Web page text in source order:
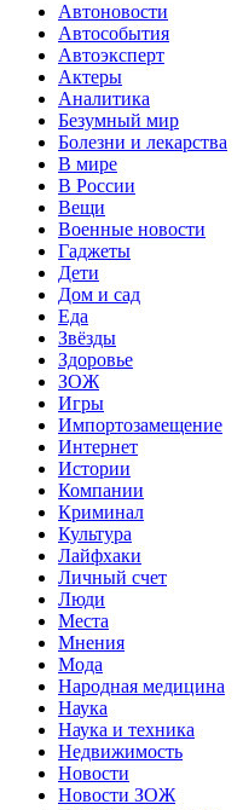
Автоновости
Автособытия
Автоэксперт
Актеры
Аналитика
Безумный мир
Болезни и лекарства
В мире
В России
Вещи
Военные новости
Гаджеты
Дети
Дом и сад
Еда
Звёзды
Здоровье
ЗОЖ
Игры
Импортозамещение
Интернет
Истории
Компании
Криминал
Культура
Лайфхаки
Личный счет
Люди
Места
Мнения
Мода
Народная медицина
Наука
Наука и техника
Недвижимость
Новости
Новости ЗОЖ